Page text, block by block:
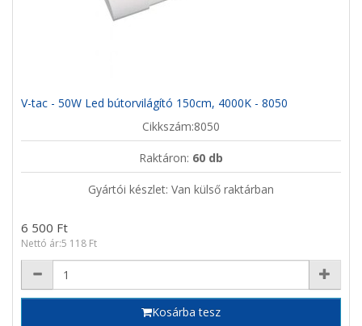
V-tac - 50W Led bútorvilágító 150cm, 4000K - 8050
Cikkszám:8050
Raktáron: 60 db
Gyártói készlet: Van külső raktárban
6 500 Ft
Nettó ár:5 118 Ft
Kosárba tesz